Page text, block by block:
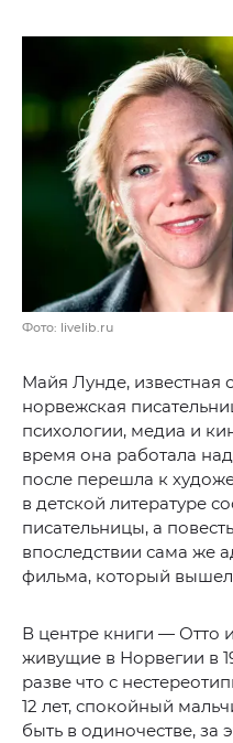
Фото: livelib.ru
Майя Лунде, известная
норвежская
психологии, медиа и
время она работала
после перешла к
в детской литературе
писательницы, а
впоследствии сама же
фильма, который вышел
В центре книги — Отто
живущие в Норвегии в
разве что с
12 лет, спокойный
быть в одиночестве, за